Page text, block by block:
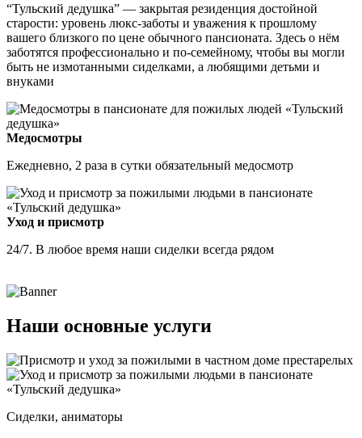
“Тульский дедушка” — закрытая резиденция достойной
старости: уровень люкс‑заботы и уважения к прошлому
вашего близкого по цене обычного пансионата. Здесь о нём
заботятся профессионально и по‑семейному, чтобы вы могли
быть не измотанными сиделками, а любящими детьми и
внуками
Медосмотры
Ежедневно, 2 раза в сутки обязательный медосмотр
Уход и присмотр
24/7. В любое время наши сиделки всегда рядом
Наши основные услуги
Сиделки, аниматоры